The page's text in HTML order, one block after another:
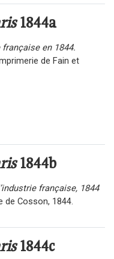
1844a
en 1844.
de Fain et
1844b
française, 1844
de Cosson, 1844.
1844c